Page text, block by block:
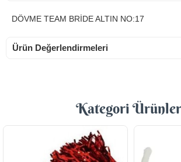
DÖVME TEAM BRİDE ALTIN NO:17
Ürün Değerlendirmeleri
Kategori